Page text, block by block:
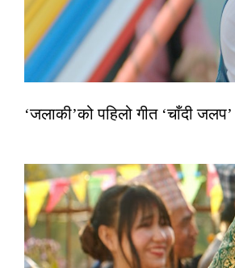
‘जलाकी’को पहिलो गीत ‘चाँदी